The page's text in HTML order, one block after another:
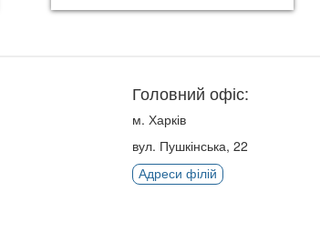
Головний офіс:
м. Харків
вул. Пушкінська, 22
Адреси філій